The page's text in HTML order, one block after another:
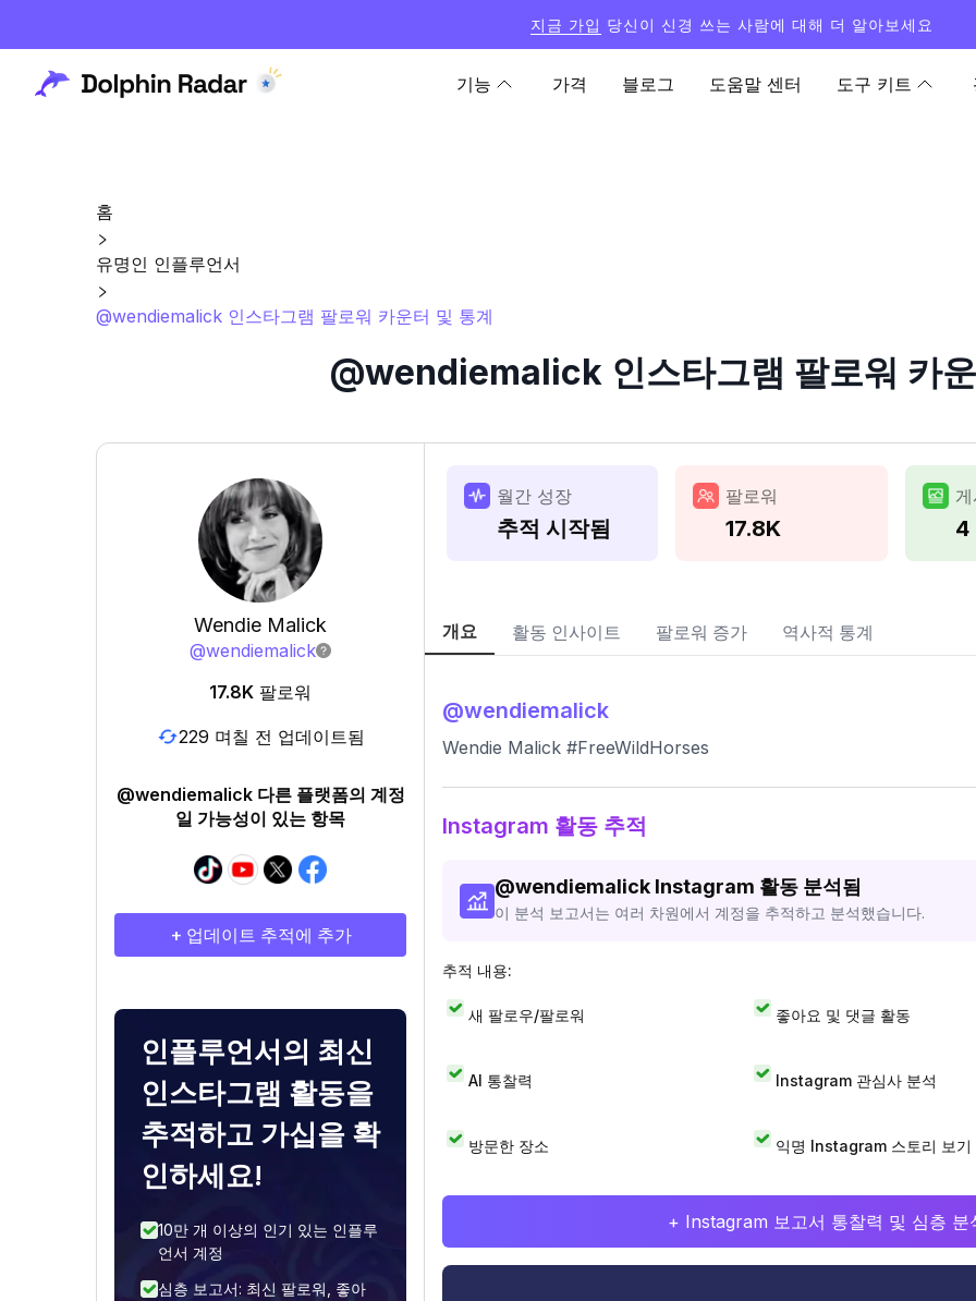
지금 가입 당신이 신경 쓰는 사람에 대해 더 알아보세요
기능 가격 블로그 도움말 센터 도구 키트
홈
유명인 인플루언서
@wendiemalick 인스타그램 팔로워 카운터 및 통계
@wendiemalick 인스타그램 팔로워 카
Wendie Malick
@wendiemalick
17.8K 팔로워
229 며칠 전 업데이트됨
@wendiemalick 다른 플랫폼의 계정
일 가능성이 있는 항목
+ 업데이트 추적에 추가
인플루언서의 최신
인스타그램 활동을
추적하고 가십을 확
인하세요!
10만 개 이상의 인기 있는 인플루
언서 계정
심층 보고서: 최신 팔로워, 좋아
월간 성장
추적 시작됨
팔로워
17.8K 4
개요 활동 인사이트 팔로워 증가 역사적 통계
@wendiemalick
Wendie Malick #FreeWildHorses
Instagram 활동 추적
@wendiemalick Instagram 활동 분석됨
이 분석 보고서는 여러 차원에서 계정을 추적하고 분석했습니다.
추적 내용:
새 팔로우/팔로워 좋아요 및 댓글 활동
AI 통찰력 Instagram 관심사 분석
방문한 장소 익명 Instagram 스토리 보기
+ Instagram 보고서 통찰력 및 심층 분